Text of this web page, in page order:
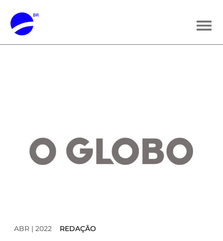
ABR | 2022 REDAÇÃO